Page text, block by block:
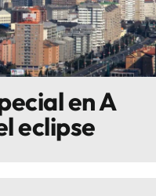
en A
eclipse